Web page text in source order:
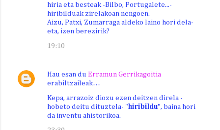
hiria eta besteak -Bilbo, Portugalete...-
hiribilduak zirelakoan nengoen.
Aizu, Patxi, Zumarraga aldeko laino hori dela-
eta, izen berezirik?
19:10
Hau esan du Erramun Gerrikagoitia
erabiltzaileak…
Kepa, arrazoiz diozu ezen deitzen direla -
hobeto deitu dituztela- "hiribildu", baina hori
da inventu ahistorikoa.